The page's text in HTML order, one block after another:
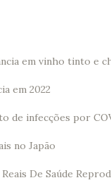
em vinho tinto e
em 2022
de infecções por
no Japão
De Saúde